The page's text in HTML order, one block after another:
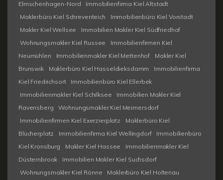
Elmschenhagen-Nord
Immobilienfirma Kiel Altstadt
Maklerbüro Kiel Schreventeich
Immobilienbüro Kiel Vorstadt
Makler Kiel Wellsee
Immobilien Makler Kiel Südfriedhof
Wohnungsmakler Kiel Russee
Immobilienfirmen Kiel
Neumühlen
Immobilienmakler Kiel Mettenhof
Makler Kiel
Brunswik
Maklerbüro Kiel Hasseldieksdamm
Immobilienfirma
Kiel Friedrichsort
Immobilienbüro Kiel Ellerbek
Immobilienmakler Kiel Schilksee
Immobilien Makler Kiel
Ravensberg
Wohnungsmakler Kiel Meimersdorf
Immobilienfirmen Kiel Exerzierplatz
Maklerbüro Kiel
Blücherplatz
Immobilienfirma Kiel Wellingdorf
Immobilienbüro
Kiel Kronsburg
Makler Kiel Hassee
Immobilienmakler Kiel
Düsternbrook
Immobilien Makler Kiel Suchsdorf
Wohnungsmakler Kiel Rönne
Maklerbüro Kiel Holtenau